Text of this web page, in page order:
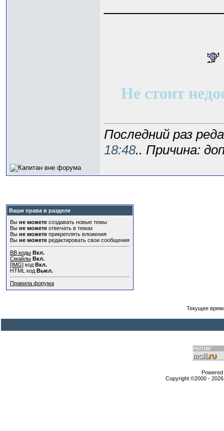
Не стоит
Последний раз
18:48.. Причина:
Ваши права в разделе
Вы не можете создавать новые темы
Вы не можете отвечать в темах
Вы не можете прикреплять вложения
Вы не можете редактировать свои сообщения
BB коды Вкл.
Смайлы Вкл.
[IMG] код Вкл.
HTML код Выкл.
Правила форума
Текущее
Copyright ©2000 -